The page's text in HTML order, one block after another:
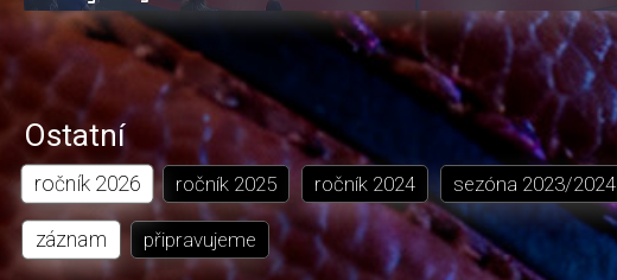
dozadu
5
sekund
dopředu
sekund
1.91%
Ostatní
ročník 2026 ročník 2025 ročník 2024 sezóna 2023/2024
záznam připravujeme